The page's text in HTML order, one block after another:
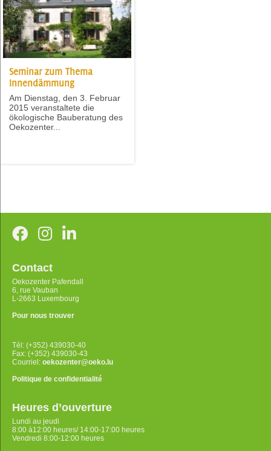
Seminar zum Thema
Innendämmung
Am Dienstag, den 3. Februar
2015 veranstaltete die
ökologische Bauberatung des
Oekozenter...
Contact
Oekozenter Pafendall
6, rue Vauban
L-2663 Luxembourg
Pour nous trouver
Tél: (+352) 439030-40
Fax: (+352) 439030-43
Courriel: oekozenter@oeko.lu
Politique de confidentialité
Heures d’ouverture
Lundi au jeudi
8:00 à12:00 heures/ 14:00-17:00 heures
Vendredi 8:00-12:00 heures